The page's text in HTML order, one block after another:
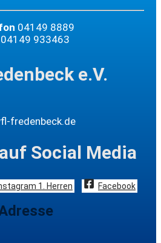
04149 8889
04149 933463
e.V.
fredenbeck.de
Social Media
1. Herren Facebook